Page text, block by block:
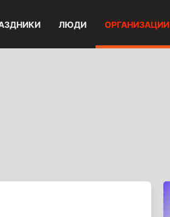
ЛЮДИ ОРГАНИЗАЦИИ